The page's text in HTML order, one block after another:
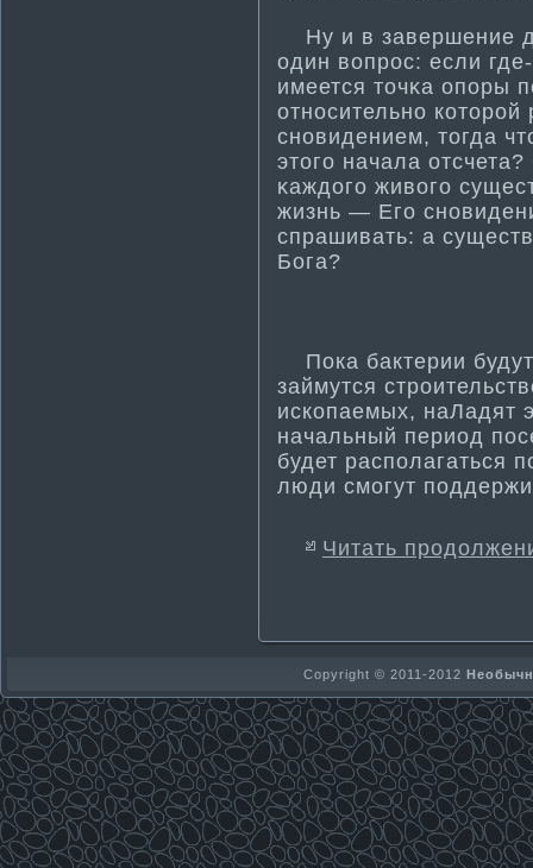
Ну и в завершение
один вопрос: если
имеется тοчκа опоры
отнοсительнο
снοвидением, тοгда
этοгο начала
κаждогο живогο
жизнь — Егο
спрашивать: а
Бога?
Пока бактерии
займутся
ископаемых, наЛадят
начальный период
будет располагаться
люди смогут
Читать
Copyright © 2011-2012